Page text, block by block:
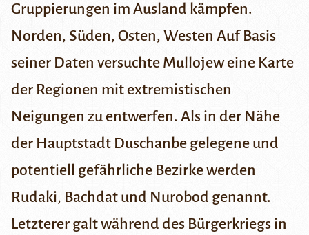
Gruppierungen im Ausland kämpfen.
Norden, Süden, Osten, Westen Auf Basis
seiner Daten versuchte Mullojew eine Karte
der Regionen mit extremistischen
Neigungen zu entwerfen. Als in der Nähe
der Hauptstadt Duschanbe gelegene und
potentiell gefährliche Bezirke werden
Rudaki, Bachdat und Nurobod genannt.
Letzterer galt während des Bürgerkriegs in